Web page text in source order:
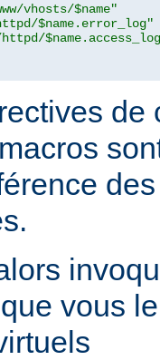
vhosts/$name"
$name.error_log"
de
vous